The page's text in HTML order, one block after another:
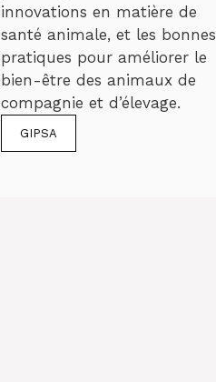
innovations en matière de
santé animale, et les bonnes
pratiques pour améliorer le
bien-être des animaux de
compagnie et d’élevage.
GIPSA